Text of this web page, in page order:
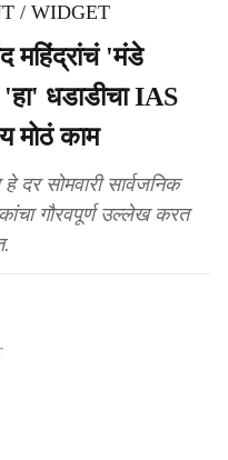
/ WIDGET
'मंडे
धडाडीचा IAS
मोठं काम
दर सोमवारी सार्वजनिक
गौरवपूर्ण उल्लेख करत